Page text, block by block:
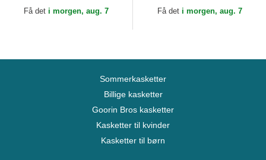
Få det i morgen, aug. 7 Få det i morgen, aug. 7
Sommerkasketter
Billige kasketter
Goorin Bros kasketter
Kasketter til kvinder
Kasketter til børn